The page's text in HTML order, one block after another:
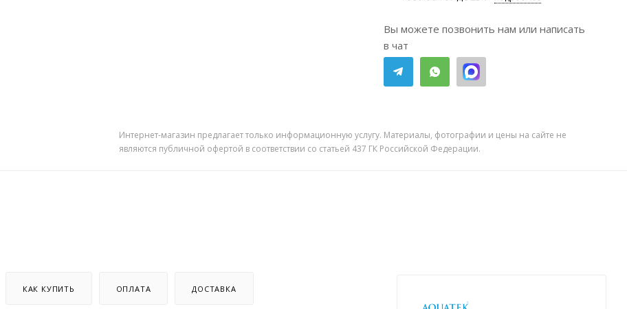
Вы можете позвонить нам или написать
в чат
Интернет-магазин предлагает только информационную услугу. Материалы, фотографии и цены на сайте не
являются публичной офертой в соответствии со статьей 437 ГК Российской Федерации.
КАК КУПИТЬ ОПЛАТА ДОСТАВКА